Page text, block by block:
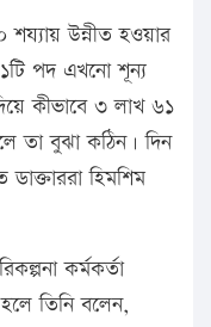
শয্যায় উন্নীত হওয়ার
পদ এখনো শূন্য
কীভাবে ৩ লাখ ৬১
তা বুঝা কঠিন। দিন
ডাক্তাররা হিমশিম
কর্মকর্তা
তিনি বলেন,